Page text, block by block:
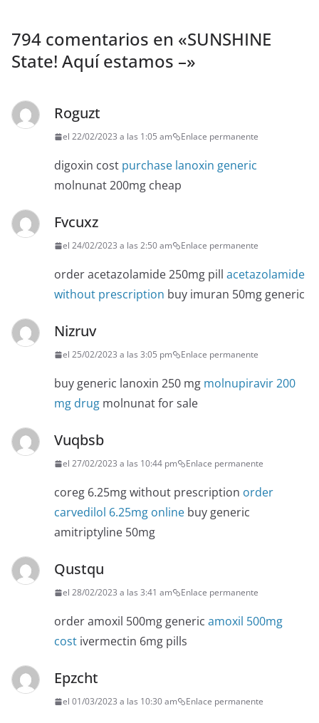
794 comentarios en «SUNSHINE ️
State! Aquí estamos –»
Roguzt
el 22/02/2023 a las 1:05 am Enlace permanente
digoxin cost purchase lanoxin generic
molnunat 200mg cheap
Fvcuxz
el 24/02/2023 a las 2:50 am Enlace permanente
order acetazolamide 250mg pill acetazolamide
without prescription buy imuran 50mg generic
Nizruv
el 25/02/2023 a las 3:05 pm Enlace permanente
buy generic lanoxin 250 mg molnupiravir 200
mg drug molnunat for sale
Vuqbsb
el 27/02/2023 a las 10:44 pm Enlace permanente
coreg 6.25mg without prescription order
carvedilol 6.25mg online buy generic
amitriptyline 50mg
Qustqu
el 28/02/2023 a las 3:41 am Enlace permanente
order amoxil 500mg generic amoxil 500mg
cost ivermectin 6mg pills
Epzcht
el 01/03/2023 a las 10:30 am Enlace permanente